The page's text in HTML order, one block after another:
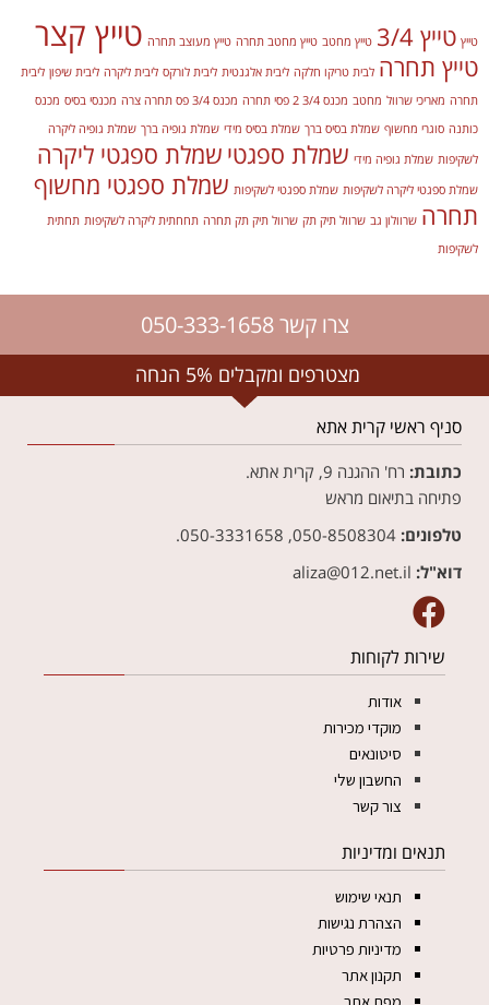
טייץ טייץ 3/4 טייץ מחטב טייץ מחטב תחרה טייץ מעוצב תחרה טייץ קצר
טייץ תחרה לבית טריקו חלקה ליבית אלגנטית ליבית לורקס ליבית ליקרה ליבית שיפון ליבית
תחרה מאריכי שרוול מחטב מכנס 3/4 2 פסי תחרה מכנס 3/4 פס תחרה צרה מכנסי בסיס מכנס
כותנה סוגרי מחשוף שמלת בסיס ברך שמלת בסיס מידי שמלת גופיה ברך שמלת גופיה ליקרה
לשקיפות שמלת גופיה מידי שמלת ספגטי שמלת ספגטי ליקרה
שמלת ספגטי ליקרה לשקיפות שמלת ספגטי לשקיפות שמלת ספגטי מחשוף
תחרה שרוולון גב שרוול תיק תק שרוול תיק תק תחרה תחחתית ליקרה לשקיפות תחתית
לשקיפות
צרו קשר 050-333-1658
מצטרפים ומקבלים 5% הנחה
סניף ראשי קרית אתא
כתובת: רח' ההגנה 9, קרית אתא.
פתיחה בתיאום מראש
טלפונים:
דוא"ל:
שירות לקוחות
אודות
מוקדי מכירות
סיטונאים
החשבון שלי
צור קשר
תנאים ומדיניות
תנאי שימוש
הצהרת נגישות
מדיניות פרטיות
תקנון אתר